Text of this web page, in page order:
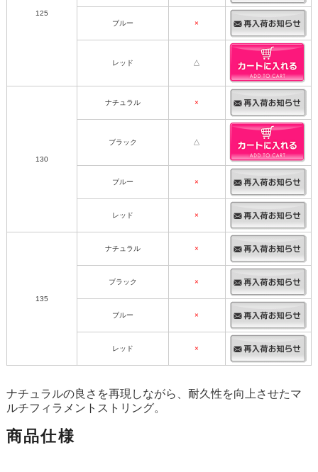
125
ブルー ×
レッド △
130
ナチュラル ×
ブラック △
ブルー ×
レッド ×
135
ナチュラル ×
ブラック ×
ブルー ×
レッド ×
ナチュラルの良さを再現しながら、耐久性を向上させたマ
ルチフィラメントストリング。
商品仕様